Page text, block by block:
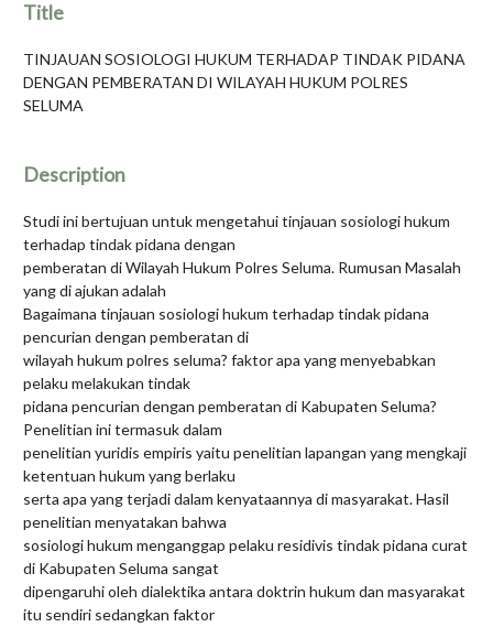
Title
TINJAUAN SOSIOLOGI HUKUM TERHADAP TINDAK PIDANA
DENGAN PEMBERATAN DI WILAYAH HUKUM POLRES
SELUMA
Description
Studi ini bertujuan untuk mengetahui tinjauan sosiologi hukum
terhadap tindak pidana dengan
pemberatan di Wilayah Hukum Polres Seluma. Rumusan Masalah
yang di ajukan adalah
Bagaimana tinjauan sosiologi hukum terhadap tindak pidana
pencurian dengan pemberatan di
wilayah hukum polres seluma? faktor apa yang menyebabkan
pelaku melakukan tindak
pidana pencurian dengan pemberatan di Kabupaten Seluma?
Penelitian ini termasuk dalam
penelitian yuridis empiris yaitu penelitian lapangan yang mengkaji
ketentuan hukum yang berlaku
serta apa yang terjadi dalam kenyataannya di masyarakat. Hasil
penelitian menyatakan bahwa
sosiologi hukum menganggap pelaku residivis tindak pidana curat
di Kabupaten Seluma sangat
dipengaruhi oleh dialektika antara doktrin hukum dan masyarakat
itu sendiri sedangkan faktor